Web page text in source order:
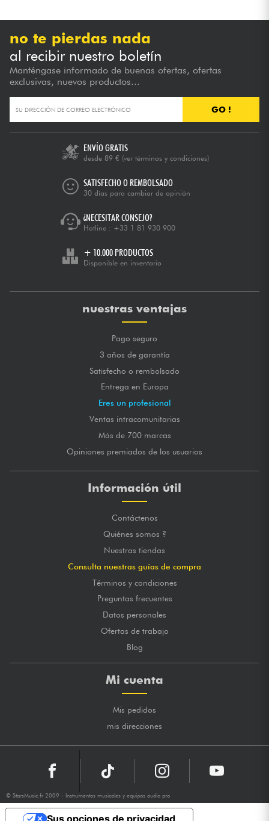
no te pierdas nada
al recibir nuestro boletín
Manténgase informado de buenas ofertas, ofertas
exclusivas, nuevos productos...
GO !
ENVÍO GRATIS
desde 89 € (ver términos y condiciones)
SATISFECHO O REMBOLSADO
30 días para cambiar de opinión
¿NECESITAR CONSEJO?
Hotline : +33 1 81 930 900
+ 10.000 PRODUCTOS
Disponible en inventario
nuestras ventajas
Pago seguro
3 años de garantía
Satisfecho o rembolsado
Entrega en Europa
Eres un profesional
Ventas intracomunitarias
Más de 700 marcas
Opiniones premiados de los usuarios
Información útil
Contáctenos
Quiénes somos ?
Nuestras tiendas
Consulta nuestras guías de compra
Términos y condiciones
Preguntas frecuentes
Datos personales
Ofertas de trabajo
Blog
Mi cuenta
Mis pedidos
mis direcciones
© StarsMusic.fr 2009 - Instrumentos musicales y equipos audio pro